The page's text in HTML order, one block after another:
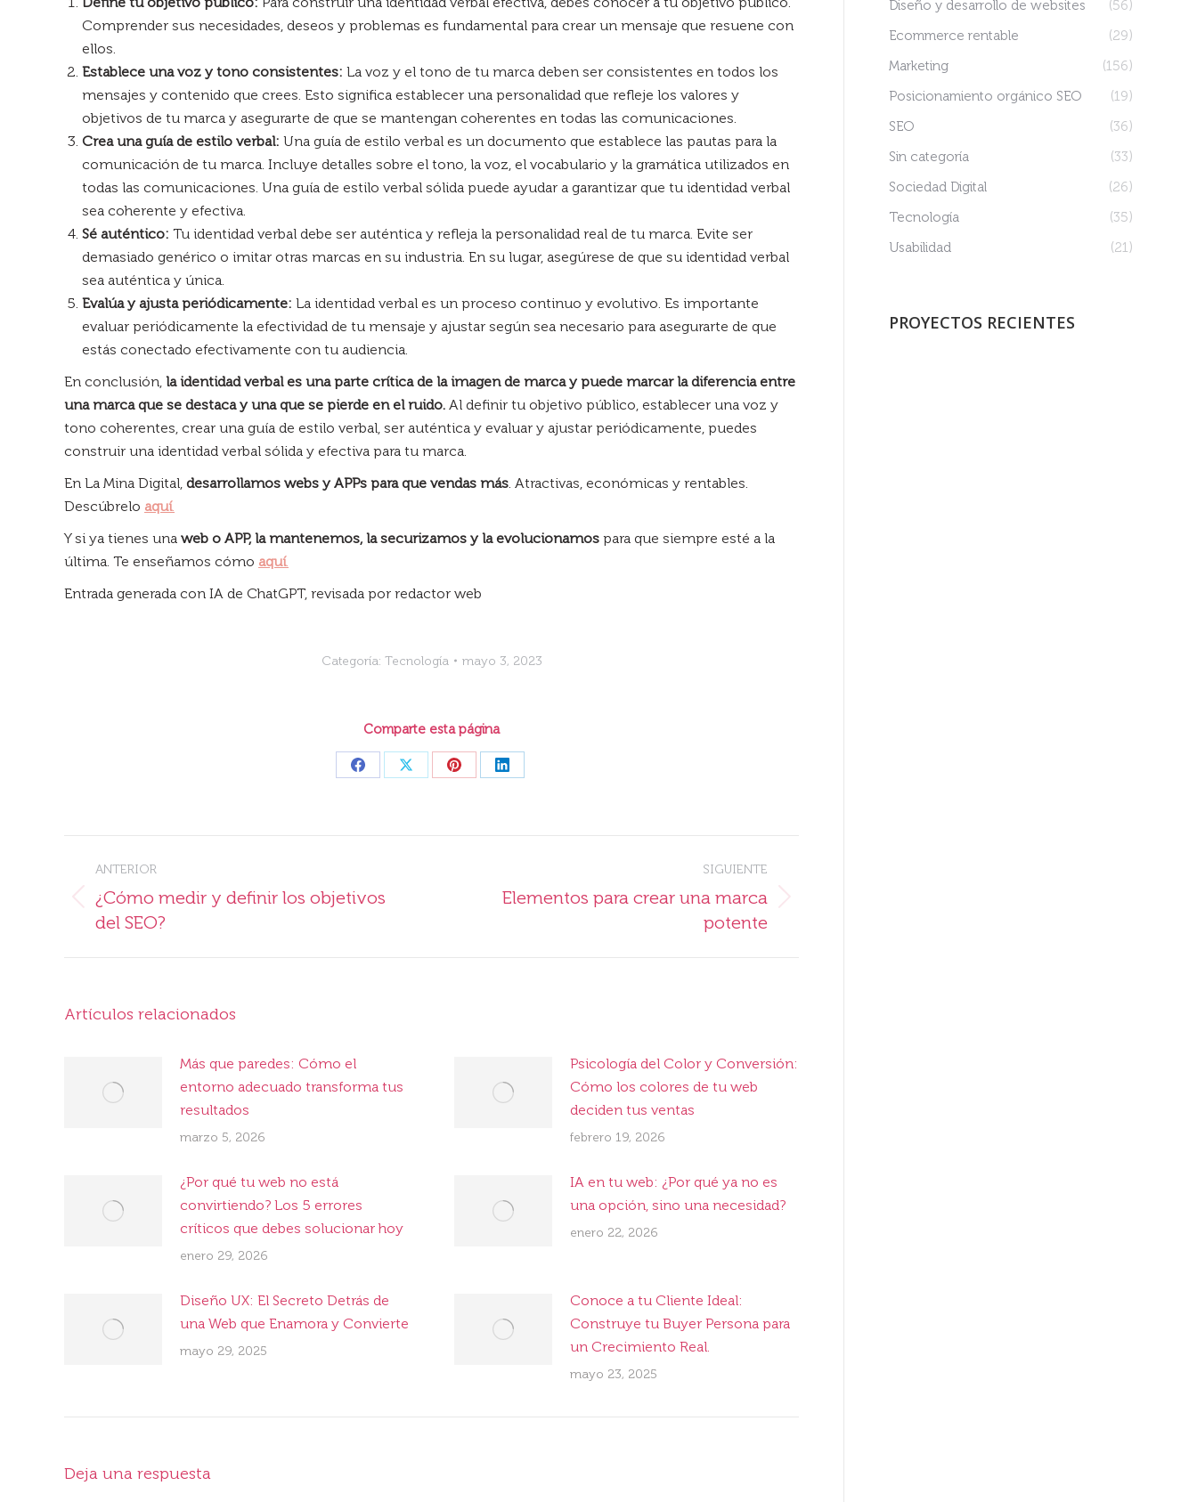
Comprender sus necesidades, deseos y problemas es fundamental para crear un mensaje que resuene con
ellos.
Establece una voz y tono consistentes: La voz y el tono de tu marca deben ser consistentes en todos los
mensajes y contenido que crees. Esto significa establecer una personalidad que refleje los valores y
objetivos de tu marca y asegurarte de que se mantengan coherentes en todas las comunicaciones.
Crea una guía de estilo verbal: Una guía de estilo verbal es un documento que establece las pautas para la
comunicación de tu marca. Incluye detalles sobre el tono, la voz, el vocabulario y la gramática utilizados en
todas las comunicaciones. Una guía de estilo verbal sólida puede ayudar a garantizar que tu identidad verbal
sea coherente y efectiva.
Sé auténtico: Tu identidad verbal debe ser auténtica y refleja la personalidad real de tu marca. Evite ser
demasiado genérico o imitar otras marcas en su industria. En su lugar, asegúrese de que su identidad verbal
sea auténtica y única.
Evalúa y ajusta periódicamente: La identidad verbal es un proceso continuo y evolutivo. Es importante
evaluar periódicamente la efectividad de tu mensaje y ajustar según sea necesario para asegurarte de que
estás conectado efectivamente con tu audiencia.
En conclusión, la identidad verbal es una parte crítica de la imagen de marca y puede marcar la diferencia entre
una marca que se destaca y una que se pierde en el ruido. Al definir tu objetivo público, establecer una voz y
tono coherentes, crear una guía de estilo verbal, ser auténtica y evaluar y ajustar periódicamente, puedes
construir una identidad verbal sólida y efectiva para tu marca.
En La Mina Digital, desarrollamos webs y APPs para que vendas más . Atractivas, económicas y rentables.
Descúbrelo aquí.
Y si ya tienes una web o APP, la mantenemos, la securizamos y la evolucionamos para que siempre esté a la
última. Te enseñamos cómo aquí.
Entrada generada con IA de ChatGPT, revisada por redactor web
Categoría: Tecnología mayo 3, 2023
Comparte esta página
Share
Share
Share
Share
Navegación
entre
publicaciones
ANTERIOR
Publicación
anterior:
¿Cómo medir y definir los objetivos
del SEO?
SIGUIENTE
PublicaciónElementos para crear una marca
potente
Artículos relacionados
Más que paredes: Cómo el
entorno adecuado transforma tus
resultados
marzo 5, 2026
Psicología del Color y Conversión:
Cómo los colores de tu web
deciden tus ventas
febrero 19, 2026
¿Por qué tu web no está
convirtiendo? Los 5 errores
críticos que debes solucionar hoy
enero 29, 2026
IA en tu web: ¿Por qué ya no es
una opción, sino una necesidad?
enero 22, 2026
Diseño UX: El Secreto Detrás de
una Web que Enamora y Convierte
mayo 29, 2025
Conoce a tu Cliente Ideal:
Construye tu Buyer Persona para
un Crecimiento Real.
mayo 23, 2025
Deja una respuesta
Diseño y desarrollo de websites
(56)
Ecommerce rentable
(29)
Marketing
(156)
Posicionamiento orgánico SEO
(19)
SEO
(36)
Sin categoría
(33)
Sociedad Digital
(26)
Tecnología
(35)
Usabilidad
(21)
PROYECTOS RECIENTES